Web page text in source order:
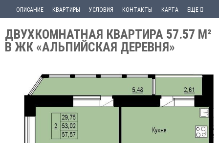
ОПИСАНИЕ КВАРТИРЫ УСЛОВИЯ КОНТАКТЫ КАРТА ЕЩЕ
ДВУХКОМНАТНАЯ КВАРТИРА 57.57 М²
В ЖК «АЛЬПИЙСКАЯ ДЕРЕВНЯ»